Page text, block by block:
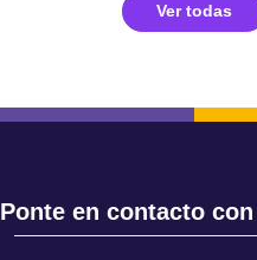
Ver todas
Ponte en contacto